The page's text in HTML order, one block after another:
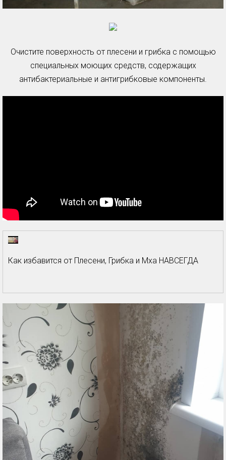
Очистите поверхность от плесени и грибка с помощью
специальных моющих средств, содержащих
антибактериальные и антигрибковые компоненты.
Как избавится от Плесени, Грибка и Мха НАВСЕГДА